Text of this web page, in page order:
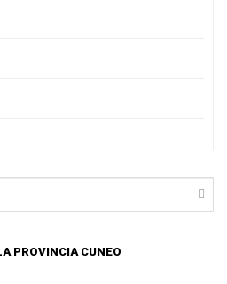
PROVINCIA CUNEO